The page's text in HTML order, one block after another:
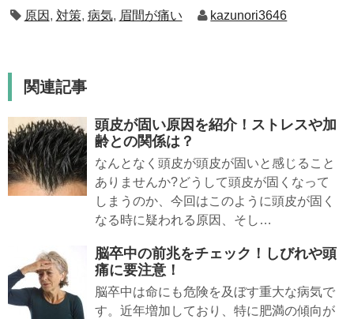
原因 , 対策, 病気, 眉間が痛い kazunori3646
関連記事
頭皮が固い原因を紹介！ストレスや加
齢との関係は？
なんとなく頭皮が頭皮が固いと感じること
ありませんか?どうして頭皮が固くなって
しまうのか、今回はこのように頭皮が固く
なる時に疑われる原因、そし…
脳卒中の前兆をチェック！しびれや頭
痛に要注意！
脳卒中は命にも危険を及ぼす重大な病気で
す。近年増加しており、特に肥満の傾向が